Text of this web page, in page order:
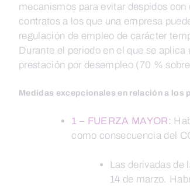
mecanismos para evitar despidos
contratos a los que una empresa
regulación de empleo de carácter
Durante el periodo en el que se
prestación por desempleo (70 %
Medidas excepcionales en relación a
1 – FUERZA MAYOR:
como consecuencia del
Las derivadas
14 de marzo.